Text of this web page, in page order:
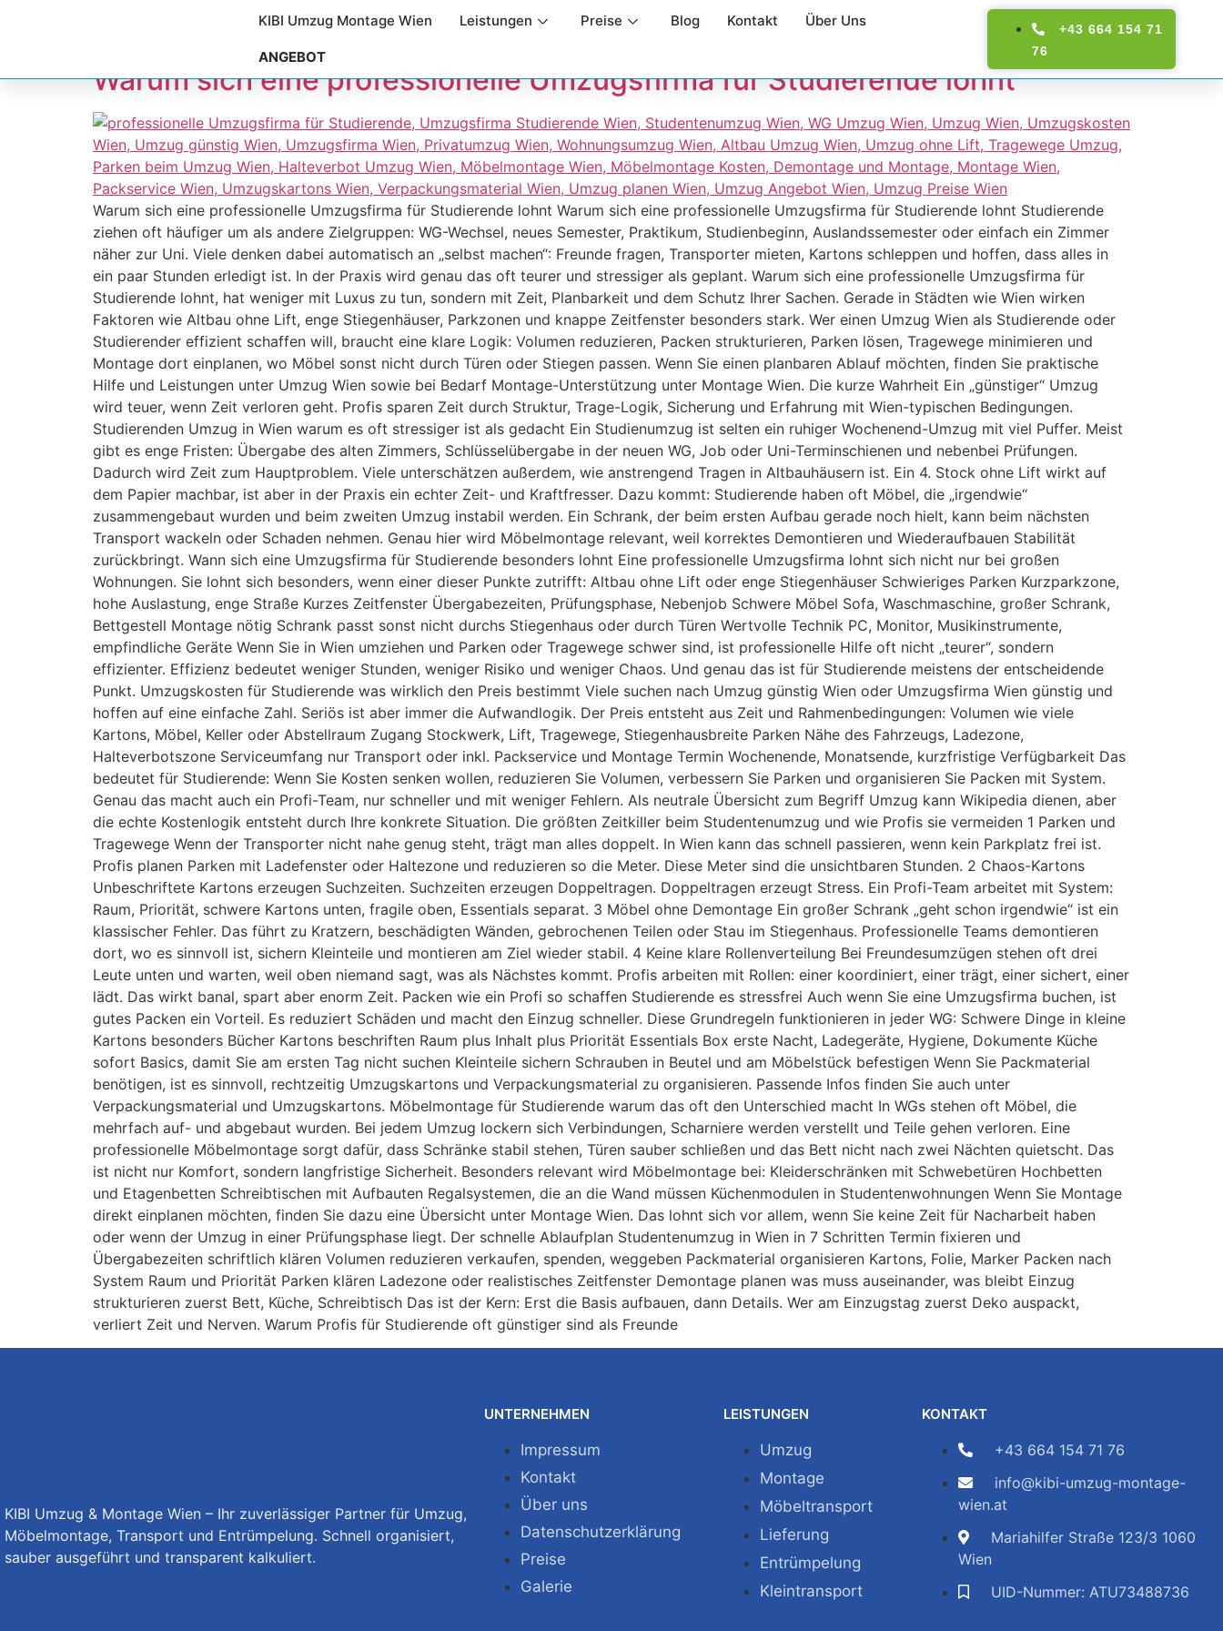
KIBI Umzug Montage Wien Leistungen Preise Blog Kontakt Über Uns
ANGEBOT
+43 664 154 71
76
Schlagwort:Studentenumzug Wien
Warum sich eine professionelle Umzugsfirma für Studierende lohnt
Warum sich eine professionelle Umzugsfirma für Studierende lohnt Warum sich eine professionelle Umzugsfirma für Studierende lohnt Studierende
ziehen oft häufiger um als andere Zielgruppen: WG-Wechsel, neues Semester, Praktikum, Studienbeginn, Auslandssemester oder einfach ein Zimmer
näher zur Uni. Viele denken dabei automatisch an „selbst machen“: Freunde fragen, Transporter mieten, Kartons schleppen und hoffen, dass alles in
ein paar Stunden erledigt ist. In der Praxis wird genau das oft teurer und stressiger als geplant. Warum sich eine professionelle Umzugsfirma für
Studierende lohnt, hat weniger mit Luxus zu tun, sondern mit Zeit, Planbarkeit und dem Schutz Ihrer Sachen. Gerade in Städten wie Wien wirken
Faktoren wie Altbau ohne Lift, enge Stiegenhäuser, Parkzonen und knappe Zeitfenster besonders stark. Wer einen Umzug Wien als Studierende oder
Studierender effizient schaffen will, braucht eine klare Logik: Volumen reduzieren, Packen strukturieren, Parken lösen, Tragewege minimieren und
Montage dort einplanen, wo Möbel sonst nicht durch Türen oder Stiegen passen. Wenn Sie einen planbaren Ablauf möchten, finden Sie praktische
Hilfe und Leistungen unter Umzug Wien sowie bei Bedarf Montage-Unterstützung unter Montage Wien. Die kurze Wahrheit Ein „günstiger“ Umzug
wird teuer, wenn Zeit verloren geht. Profis sparen Zeit durch Struktur, Trage-Logik, Sicherung und Erfahrung mit Wien-typischen Bedingungen.
Studierenden Umzug in Wien warum es oft stressiger ist als gedacht Ein Studienumzug ist selten ein ruhiger Wochenend-Umzug mit viel Puffer. Meist
gibt es enge Fristen: Übergabe des alten Zimmers, Schlüsselübergabe in der neuen WG, Job oder Uni-Terminschienen und nebenbei Prüfungen.
Dadurch wird Zeit zum Hauptproblem. Viele unterschätzen außerdem, wie anstrengend Tragen in Altbauhäusern ist. Ein 4. Stock ohne Lift wirkt auf
dem Papier machbar, ist aber in der Praxis ein echter Zeit- und Kraftfresser. Dazu kommt: Studierende haben oft Möbel, die „irgendwie“
zusammengebaut wurden und beim zweiten Umzug instabil werden. Ein Schrank, der beim ersten Aufbau gerade noch hielt, kann beim nächsten
Transport wackeln oder Schaden nehmen. Genau hier wird Möbelmontage relevant, weil korrektes Demontieren und Wiederaufbauen Stabilität
zurückbringt. Wann sich eine Umzugsfirma für Studierende besonders lohnt Eine professionelle Umzugsfirma lohnt sich nicht nur bei großen
Wohnungen. Sie lohnt sich besonders, wenn einer dieser Punkte zutrifft: Altbau ohne Lift oder enge Stiegenhäuser Schwieriges Parken Kurzparkzone,
hohe Auslastung, enge Straße Kurzes Zeitfenster Übergabezeiten, Prüfungsphase, Nebenjob Schwere Möbel Sofa, Waschmaschine, großer Schrank,
Bettgestell Montage nötig Schrank passt sonst nicht durchs Stiegenhaus oder durch Türen Wertvolle Technik PC, Monitor, Musikinstrumente,
empfindliche Geräte Wenn Sie in Wien umziehen und Parken oder Tragewege schwer sind, ist professionelle Hilfe oft nicht „teurer“, sondern
effizienter. Effizienz bedeutet weniger Stunden, weniger Risiko und weniger Chaos. Und genau das ist für Studierende meistens der entscheidende
Punkt. Umzugskosten für Studierende was wirklich den Preis bestimmt Viele suchen nach Umzug günstig Wien oder Umzugsfirma Wien günstig und
hoffen auf eine einfache Zahl. Seriös ist aber immer die Aufwandlogik. Der Preis entsteht aus Zeit und Rahmenbedingungen: Volumen wie viele
Kartons, Möbel, Keller oder Abstellraum Zugang Stockwerk, Lift, Tragewege, Stiegenhausbreite Parken Nähe des Fahrzeugs, Ladezone,
Halteverbotszone Serviceumfang nur Transport oder inkl. Packservice und Montage Termin Wochenende, Monatsende, kurzfristige Verfügbarkeit Das
bedeutet für Studierende: Wenn Sie Kosten senken wollen, reduzieren Sie Volumen, verbessern Sie Parken und organisieren Sie Packen mit System.
Genau das macht auch ein Profi-Team, nur schneller und mit weniger Fehlern. Als neutrale Übersicht zum Begriff Umzug kann Wikipedia dienen, aber
die echte Kostenlogik entsteht durch Ihre konkrete Situation. Die größten Zeitkiller beim Studentenumzug und wie Profis sie vermeiden 1 Parken und
Tragewege Wenn der Transporter nicht nahe genug steht, trägt man alles doppelt. In Wien kann das schnell passieren, wenn kein Parkplatz frei ist.
Profis planen Parken mit Ladefenster oder Haltezone und reduzieren so die Meter. Diese Meter sind die unsichtbaren Stunden. 2 Chaos-Kartons
Unbeschriftete Kartons erzeugen Suchzeiten. Suchzeiten erzeugen Doppeltragen. Doppeltragen erzeugt Stress. Ein Profi-Team arbeitet mit System:
Raum, Priorität, schwere Kartons unten, fragile oben, Essentials separat. 3 Möbel ohne Demontage Ein großer Schrank „geht schon irgendwie“ ist ein
klassischer Fehler. Das führt zu Kratzern, beschädigten Wänden, gebrochenen Teilen oder Stau im Stiegenhaus. Professionelle Teams demontieren
dort, wo es sinnvoll ist, sichern Kleinteile und montieren am Ziel wieder stabil. 4 Keine klare Rollenverteilung Bei Freundesumzügen stehen oft drei
Leute unten und warten, weil oben niemand sagt, was als Nächstes kommt. Profis arbeiten mit Rollen: einer koordiniert, einer trägt, einer sichert, einer
lädt. Das wirkt banal, spart aber enorm Zeit. Packen wie ein Profi so schaffen Studierende es stressfrei Auch wenn Sie eine Umzugsfirma buchen, ist
gutes Packen ein Vorteil. Es reduziert Schäden und macht den Einzug schneller. Diese Grundregeln funktionieren in jeder WG: Schwere Dinge in kleine
Kartons besonders Bücher Kartons beschriften Raum plus Inhalt plus Priorität Essentials Box erste Nacht, Ladegeräte, Hygiene, Dokumente Küche
sofort Basics, damit Sie am ersten Tag nicht suchen Kleinteile sichern Schrauben in Beutel und am Möbelstück befestigen Wenn Sie Packmaterial
benötigen, ist es sinnvoll, rechtzeitig Umzugskartons und Verpackungsmaterial zu organisieren. Passende Infos finden Sie auch unter
Verpackungsmaterial und Umzugskartons. Möbelmontage für Studierende warum das oft den Unterschied macht In WGs stehen oft Möbel, die
mehrfach auf- und abgebaut wurden. Bei jedem Umzug lockern sich Verbindungen, Scharniere werden verstellt und Teile gehen verloren. Eine
professionelle Möbelmontage sorgt dafür, dass Schränke stabil stehen, Türen sauber schließen und das Bett nicht nach zwei Nächten quietscht. Das
ist nicht nur Komfort, sondern langfristige Sicherheit. Besonders relevant wird Möbelmontage bei: Kleiderschränken mit Schwebetüren Hochbetten
und Etagenbetten Schreibtischen mit Aufbauten Regalsystemen, die an die Wand müssen Küchenmodulen in Studentenwohnungen Wenn Sie Montage
direkt einplanen möchten, finden Sie dazu eine Übersicht unter Montage Wien. Das lohnt sich vor allem, wenn Sie keine Zeit für Nacharbeit haben
oder wenn der Umzug in einer Prüfungsphase liegt. Der schnelle Ablaufplan Studentenumzug in Wien in 7 Schritten Termin fixieren und
Übergabezeiten schriftlich klären Volumen reduzieren verkaufen, spenden, weggeben Packmaterial organisieren Kartons, Folie, Marker Packen nach
System Raum und Priorität Parken klären Ladezone oder realistisches Zeitfenster Demontage planen was muss auseinander, was bleibt Einzug
strukturieren zuerst Bett, Küche, Schreibtisch Das ist der Kern: Erst die Basis aufbauen, dann Details. Wer am Einzugstag zuerst Deko auspackt,
verliert Zeit und Nerven. Warum Profis für Studierende oft günstiger sind als Freunde
KIBI Umzug & Montage Wien – Ihr zuverlässiger Partner für Umzug,
Möbelmontage, Transport und Entrümpelung. Schnell organisiert,
sauber ausgeführt und transparent kalkuliert.
UNTERNEHMEN
Impressum
Kontakt
Über uns
Datenschutzerklärung
Preise
Galerie
LEISTUNGEN
Umzug
Montage
Möbeltransport
Lieferung
Entrümpelung
Kleintransport
KONTAKT
+43 664 154 71 76
info@kibi-umzug-montage-
wien.at
Mariahilfer Straße 123/3 1060
Wien
UID-Nummer: ATU73488736